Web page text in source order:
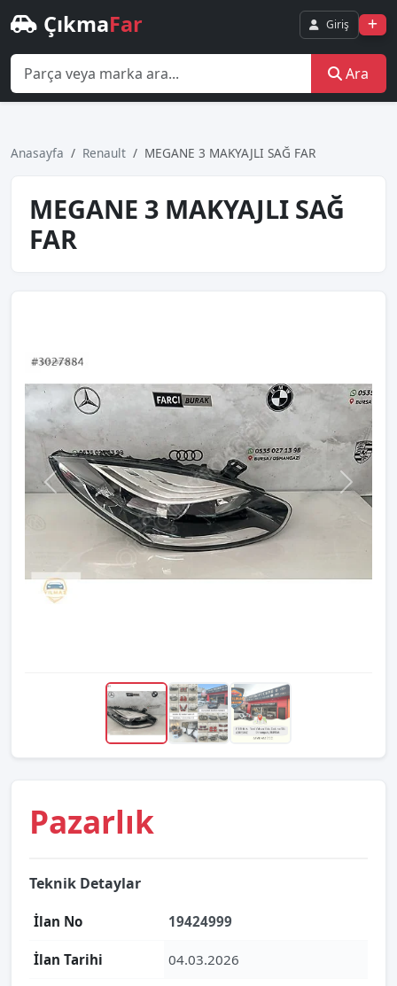
ÇıkmaFar Giriş
Ara
Anasayfa Renault MEGANE 3 MAKYAJLI SAĞ FAR
MEGANE 3 MAKYAJLI SAĞ
FAR
Pazarlık
Teknik Detaylar
İlan No 19424999
İlan Tarihi 04.03.2026